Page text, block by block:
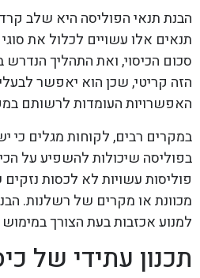
הבנת תנאי הפוליסה היא שלב
תנאים אלו עשויים לכלול את
סכום הכיסוי, ואת התהליך
הזה קריטי, שכן הוא יאפשר
האפשרויות העומדות לרשותם
במקרים רבים, לקוחות מגלים כי
בפוליסה שיכולות להשפיע על
פוליסות עשויות לא לכסות נזקים
מכוונת או מקרים של רשלנות.
למנוע אכזבות בעת הצורך במימוש
תכנון עתידי של